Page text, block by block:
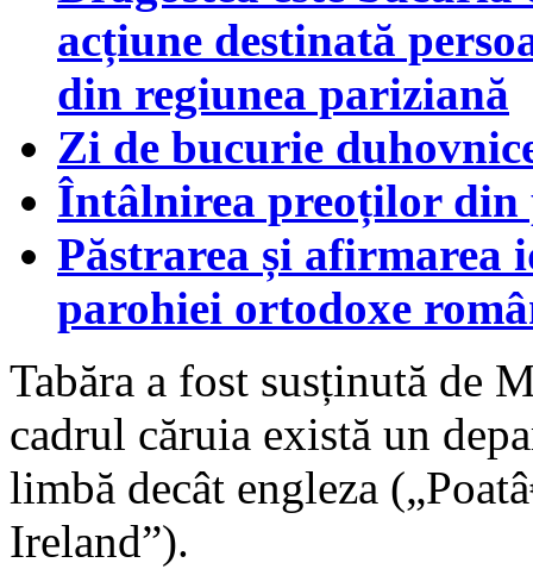
acțiune destinată
din regiunea pariziană
Zi de bucurie
Întâlnirea preoților din
Păstrarea și
parohiei ortodoxe
Tabăra a fost susținută de
cadrul căruia există un
limbă decât engleza
Ireland”).